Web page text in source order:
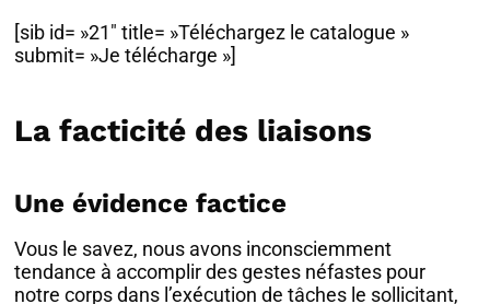
[sib id= »21″ title= »Téléchargez le catalogue »
submit= »Je télécharge »]
La facticité des liaisons
Une évidence factice
Vous le savez, nous avons inconsciemment
tendance à accomplir des gestes néfastes pour
notre corps dans l’exécution de tâches le sollicitant,